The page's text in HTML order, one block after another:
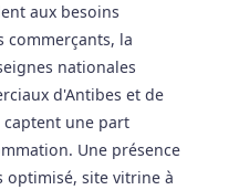
aux besoins
commerçants, la
nationales
d'Antibes et de
captent une part
Une présence
optimisé, site vitrine à